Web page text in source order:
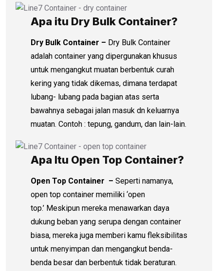
Apa itu Dry Bulk Container?
Dry Bulk Container – Dry Bulk Container
adalah container yang dipergunakan khusus
untuk mengangkut muatan berbentuk curah
kering yang tidak dikemas, dimana terdapat
lubang- lubang pada bagian atas serta
bawahnya sebagai jalan masuk dn keluarnya
muatan. Contoh : tepung, gandum, dan lain-lain.
Apa Itu Open Top Container?
Open Top Container – Seperti namanya,
open top container memiliki ‘open
top.’ Meskipun mereka menawarkan daya
dukung beban yang serupa dengan container
biasa, mereka juga memberi kamu fleksibilitas
untuk menyimpan dan mengangkut benda-
benda besar dan berbentuk tidak beraturan.